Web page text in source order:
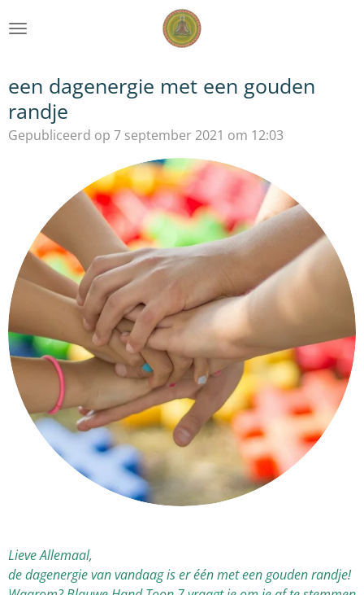
direct
hoofdinhoud
een dagenergie met een gouden
randje
Gepubliceerd op 7 september 2021 om 12:03
Lieve Allemaal,
de dagenergie van vandaag is er één met een gouden randje!